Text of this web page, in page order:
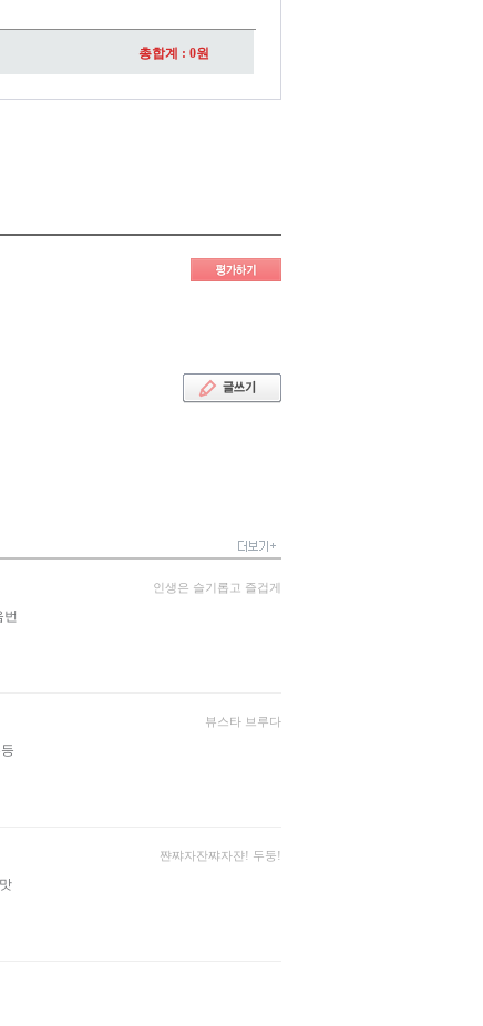
총합계 : 0원
번
인생은 슬기롭고 즐겁게
뷰스타 브루다
맛
쨘쨔자잔쨔자쟌! 두둥!